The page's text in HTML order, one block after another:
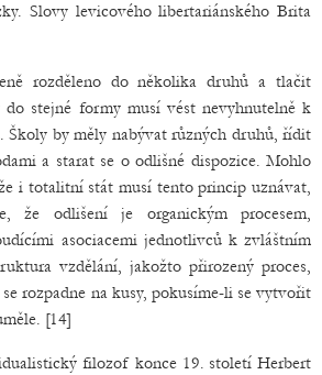
Slovy levicového libertariánského Brita
rozděleno do několika druhů a tlačit
stejné formy musí vést nevyhnutelně k
Školy by měly nabývat různých druhů, řídit
a starat se o odlišné dispozice. Mohlo
i totalitní stát musí tento princip uznávat,
že odlišení je organickým procesem,
asociacemi jednotlivců k zvláštním
vzdělání, jakožto přirozený proces,
rozpadne na kusy, pokusíme-li se vytvořit
[14]
filozof konce 19. století Herbert